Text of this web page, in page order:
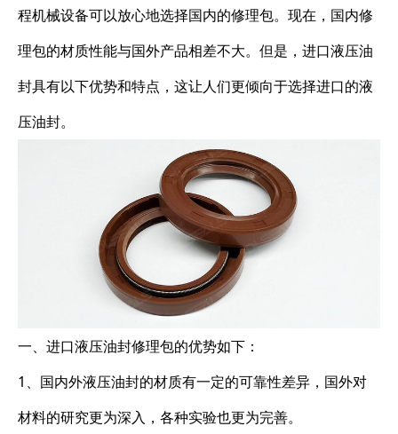
程机械设备可以放心地选择国内的修理包。现在，国内修
理包的材质性能与国外产品相差不大。但是，进口液压油
封具有以下优势和特点，这让人们更倾向于选择进口的液
压油封。
一、进口液压油封修理包的优势如下：
1、国内外液压油封的材质有一定的可靠性差异，国外对
材料的研究更为深入，各种实验也更为完善。